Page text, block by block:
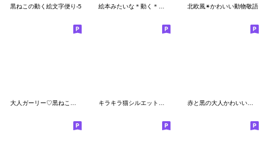
黒ねこの動く絵文字便り-5 北欧風✴︎かわいい動物敬語
大人ガーリー♡黒ねこのほっこり絵文字 キラキラ猫シルエット絵文字 赤と黒の大人かわいい絵文字♡